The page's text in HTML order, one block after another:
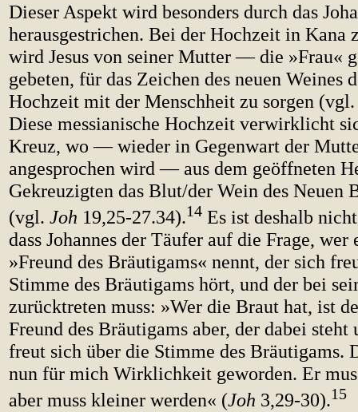
Dieser Aspekt wird besonders durch das
herausgestrichen. Bei der Hochzeit in Kana
wird Jesus von seiner Mutter — die »Frau«
gebeten, für das Zeichen des neuen Weines
Hochzeit mit der Menschheit zu sorgen (vgl.
Diese messianische Hochzeit verwirklicht
Kreuz, wo — wieder in Gegenwart der
angesprochen wird — aus dem geöffneten
Gekreuzigten das Blut/der Wein des Neuen
(vgl. Joh 19,25-27.34).14 Es ist deshalb
dass Johannes der Täufer auf die Frage, wer
»Freund des Bräutigams« nennt, der sich
Stimme des Bräutigams hört, und der bei
zurücktreten muss: »Wer die Braut hat, ist
Freund des Bräutigams aber, der dabei steht
freut sich über die Stimme des Bräutigams.
nun für mich Wirklichkeit geworden. Er
aber muss kleiner werden« (Joh 3,29-30).15